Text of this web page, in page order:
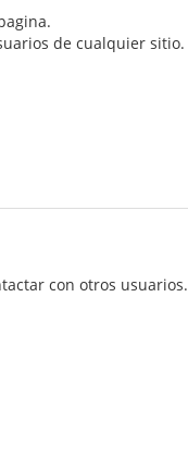
de cualquier sitio.
con otros usuarios.